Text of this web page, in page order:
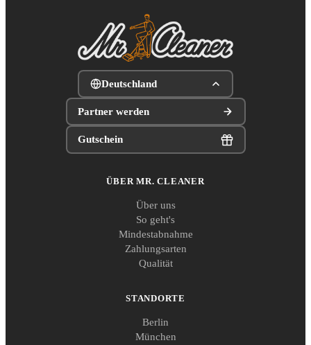
Deutschland
Partner werden
Gutschein
ÜBER MR. CLEANER
Über uns
So geht's
Mindestabnahme
Zahlungsarten
Qualität
STANDORTE
Berlin
München